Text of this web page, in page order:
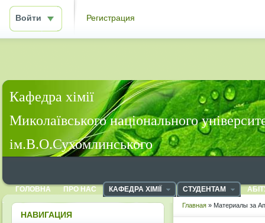
Войти Регистрация
Кафедра хімії
Миколаївського національного
ім.В.О.Сухомлинського
ГОЛОВНА ПРО НАС КАФЕДРА ХІМІЇ СТУДЕНТАМ
Главная » Материалы за
НАВИГАЦИЯ